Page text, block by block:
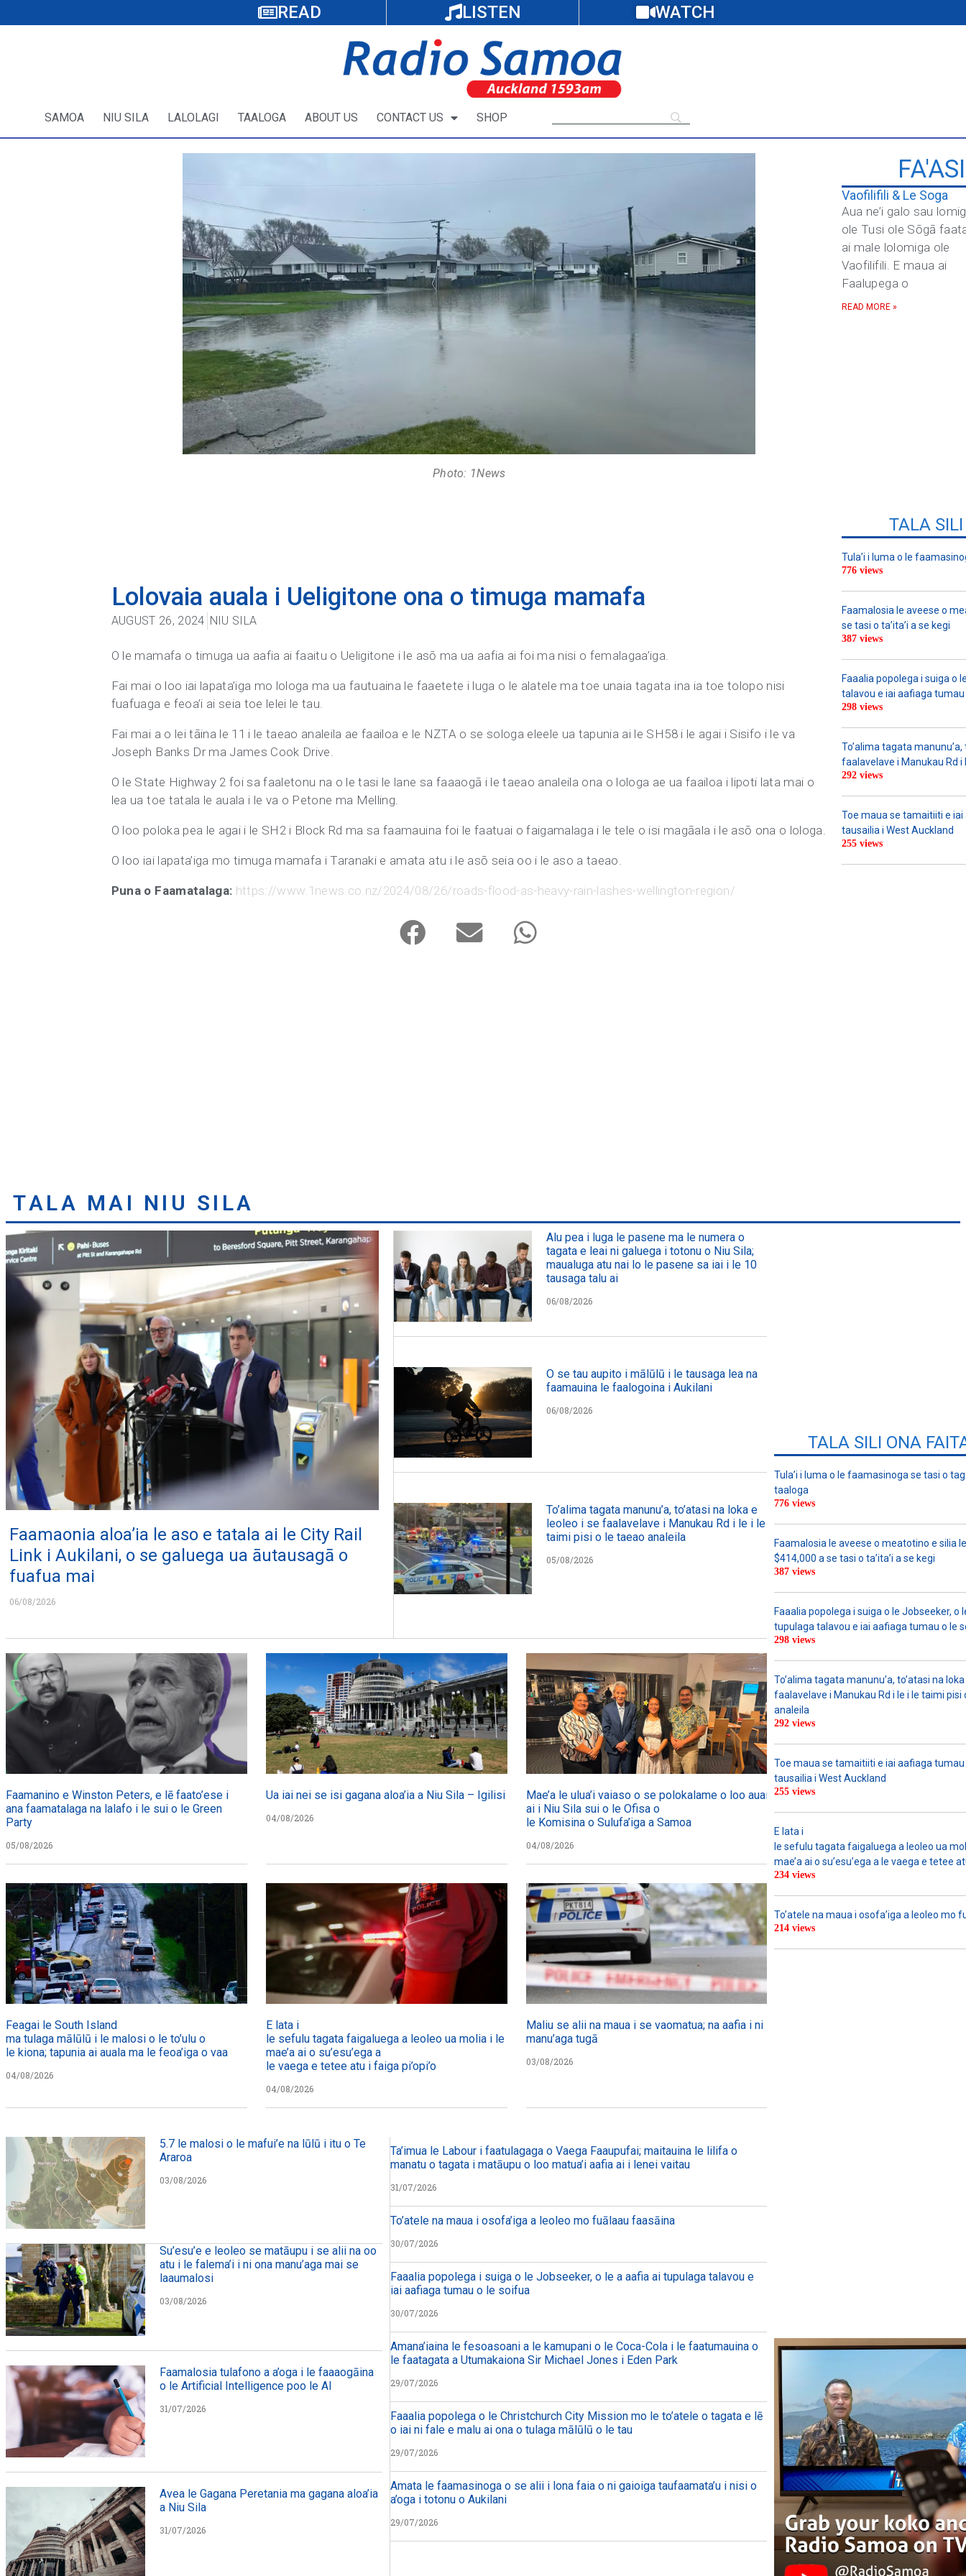
READ LISTEN WATCH
SAMOA NIU SILA LALOLAGI TAALOGA ABOUT US CONTACT US SHOP
Photo: 1News
Lolovaia auala i Ueligitone ona o timuga mamafa
AUGUST 26, 2024 NIU SILA
O le mamafa o timuga ua aafia ai faaitu o Ueligitone i le asō ma ua aafia ai foi ma nisi o femalagaa’iga.
Fai mai o loo iai lapata’iga mo lologa ma ua fautuaina le faaetete i luga o le alatele ma toe unaia tagata ina ia toe tolopo nisi
fuafuaga e feoa’i ai seia toe lelei le tau.
Fai mai a o lei tāina le 11 i le taeao analeila ae faailoa e le NZTA o se sologa eleele ua tapunia ai le SH58 i le agai i Sisifo i le va
Joseph Banks Dr ma James Cook Drive.
O le State Highway 2 foi sa faaletonu na o le tasi le lane sa faaaogā i le taeao analeila ona o lologa ae ua faailoa i lipoti lata mai o
lea ua toe tatala le auala i le va o Petone ma Melling.
O loo poloka pea le agai i le SH2 i Block Rd ma sa faamauina foi le faatuai o faigamalaga i le tele o isi magāala i le asō ona o lologa.
O loo iai lapata’iga mo timuga mamafa i Taranaki e amata atu i le asō seia oo i le aso a taeao.
Puna o Faamatalaga: https://www.1news.co.nz/2024/08/26/roads-flood-as-heavy-rain-lashes-wellington-region/
Vaofilifili & Le Soga
Aua ne’i galo sau
ole Tusi ole Sōgā
ai male lolomiga ole
Vaofilifili. E maua ai
Faalupega o
READ MORE »
TALA
Tula’i i luma o le
776 views
Faamalosia le aveese o
se tasi o ta’ita’i a se kegi
387 views
Faaalia popolega i suiga o
talavou e iai aafiaga
298 views
To’alima tagata
faalavelave i Manukau Rd
292 views
Toe maua se tamaitiiti e
tausailia i West Auckland
255 views
TALA MAI NIU SILA
Faamaonia aloa’ia le aso e tatala ai le City Rail
Link i Aukilani, o se galuega ua āutausagā o
fuafua mai
06/08/2026
Alu pea i luga le pasene ma le numera o
tagata e leai ni galuega i totonu o Niu Sila;
maualuga atu nai lo le pasene sa iai i le 10
tausaga talu ai
06/08/2026
O se tau aupito i mālūlū i le tausaga lea na
faamauina le faalogoina i Aukilani
06/08/2026
To’alima tagata manunu’a, to’atasi na loka e
leoleo i se faalavelave i Manukau Rd i le i le
taimi pisi o le taeao analeila
05/08/2026
Faamanino e Winston Peters, e lē faato’ese i
ana faamatalaga na lalafo i le sui o le Green
Party
05/08/2026
Ua iai nei se isi gagana aloa’ia a Niu Sila – Igilisi
04/08/2026
Mae’a le ulua’i vaiaso o se polokalame o loo auai mai
ai i Niu Sila sui o le Ofisa o
le Komisina o Sulufa’iga a Samoa
04/08/2026
Feagai le South Island
ma tulaga mālūlū i le malosi o le to’ulu o
le kiona; tapunia ai auala ma le feoa’iga o vaa
04/08/2026
E lata i
le sefulu tagata faigaluega a leoleo ua molia i le tulafono i le
mae’a ai o su’esu’ega a
le vaega e tetee atu i faiga pi’opi’o
04/08/2026
Maliu se alii na maua i se vaomatua; na aafia i ni
manu’aga tugā
03/08/2026
TALA SILI ONA
Tula’i i luma o le faamasinoga se tasi o
taaloga
776 views
Faamalosia le aveese o meatotino e silia
$414,000 a se tasi o ta’ita’i a se kegi
387 views
Faaalia popolega i suiga o le Jobseeker, o
tupulaga talavou e iai aafiaga tumau o le
298 views
To’alima tagata manunu’a, to’atasi na
faalavelave i Manukau Rd i le i le taimi pisi
analeila
292 views
Toe maua se tamaitiiti e iai aafiaga
tausailia i West Auckland
255 views
E lata i
le sefulu tagata faigaluega a leoleo ua
mae’a ai o su’esu’ega a le vaega e tetee
234 views
To’atele na maua i osofa’iga a leoleo mo
214 views
5.7 le malosi o le mafui’e na lūlū i itu o Te
Araroa
03/08/2026
Su’esu’e e leoleo se matāupu i se alii na oo
atu i le falema’i i ni ona manu’aga mai se
laaumalosi
03/08/2026
Faamalosia tulafono a a’oga i le faaaogāina
o le Artificial Intelligence poo le AI
31/07/2026
Avea le Gagana Peretania ma gagana aloa’ia
a Niu Sila
31/07/2026
Ta’imua le Labour i faatulagaga o Vaega Faaupufai; maitauina le lilifa o
manatu o tagata i matāupu o loo matua’i aafia ai i lenei vaitau
31/07/2026
To’atele na maua i osofa’iga a leoleo mo fuālaau faasāina
30/07/2026
Faaalia popolega i suiga o le Jobseeker, o le a aafia ai tupulaga talavou e
iai aafiaga tumau o le soifua
30/07/2026
Amana’iaina le fesoasoani a le kamupani o le Coca-Cola i le faatumauina o
le faatagata a Utumakaiona Sir Michael Jones i Eden Park
29/07/2026
Faaalia popolega o le Christchurch City Mission mo le to’atele o tagata e lē
o iai ni fale e malu ai ona o tulaga mālūlū o le tau
29/07/2026
Amata le faamasinoga o se alii i lona faia o ni gaioiga taufaamata’u i nisi o
a’oga i totonu o Aukilani
29/07/2026